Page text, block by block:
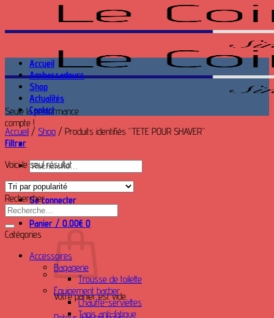
contenu
Seule la performance
compte !
Recherche
pour :
Se connecter
Panier / 0.00€ 0
Votre panier est vide.
Accueil
Ambassadeurs
Shop
Actualités
Contact
Accueil / Shop / Produits identifiés “TETE POUR SHAVER”
Filtrer
Voici le seul résultat
Rechercher
Recherche
pour :
Catégories
Accessoires
Bagagerie
Trousse de toilette
Équipement barber
Chauffe-serviettes
Tapis anti-fatigue